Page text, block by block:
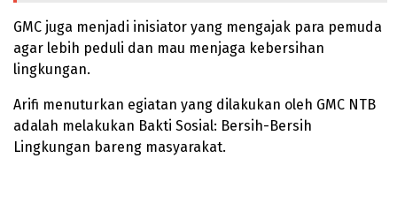
GMC juga menjadi inisiator yang mengajak para pemuda
agar lebih peduli dan mau menjaga kebersihan
lingkungan.
Arifi menuturkan egiatan yang dilakukan oleh GMC NTB
adalah melakukan Bakti Sosial: Bersih-Bersih
Lingkungan bareng masyarakat.